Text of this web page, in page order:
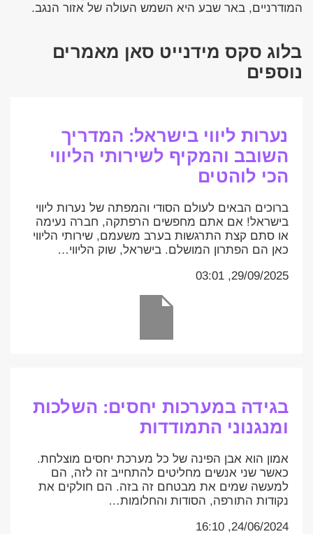
המודרניים, באר שבע היא השמש העולה של אזור הנגב.
בלוג סקס מידנייט סאן מאמרים
נוספים
נערות ליווי בישראל: המדריך
השובב והמקיף לשירותי הליווי
הכי לוהטים
ברוכים הבאים לעולם הסודי והמפתה של נערות ליווי
בישראל! אם אתם מחפשים הרפתקה, חברה נעימה
או סתם קצת התרגשות בערב משעמם, שירותי הליווי
כאן הם הפתרון המושלם. בישראל, שוק הליווי…
29/09/2025, 03:01
בגידה במערכות יחסים: השלכות
ומנגנוני התמודדות
אמון הוא אבן הפינה של כל מערכת יחסים מוצלחת.
כאשר שני אנשים מחליטים להתחייב זה לזה, הם
למעשה שמים את מבטחם זה בזה. הם חולקים את
נקודות התורפה, הסודות והחלומות…
24/06/2024, 16:10